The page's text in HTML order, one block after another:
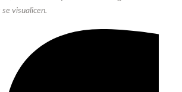
visualicen.